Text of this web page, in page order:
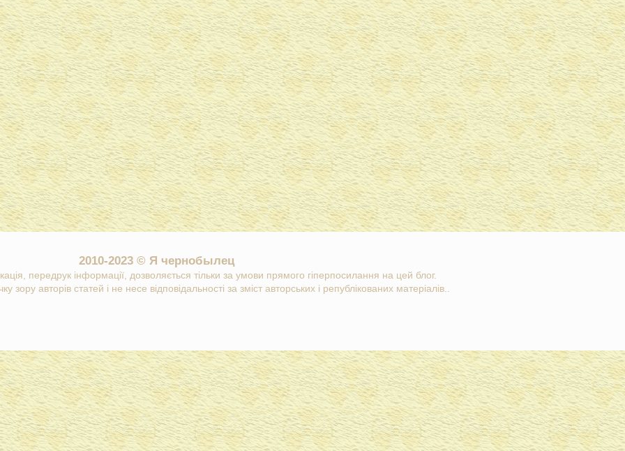
2010-2023 © Я чернобылец
передрук інформації, дозволяється тільки за умови прямого гіперпосилання на цей блог.
зору авторів статей і не несе відповідальності за зміст авторських і републікованих матеріалів..